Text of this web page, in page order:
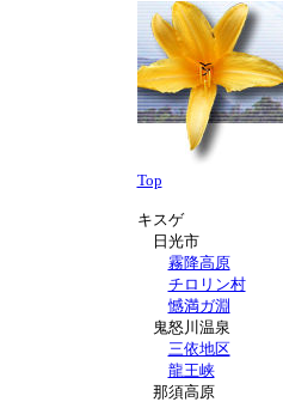
Top
キスゲ
日光市
霧降高原
チロリン村
憾満ガ淵
鬼怒川温泉
三依地区
龍王峡
那須高原